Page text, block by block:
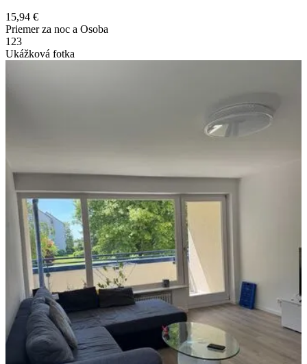
15,94 €
Priemer za noc a Osoba
1 23
Ukážková fotka